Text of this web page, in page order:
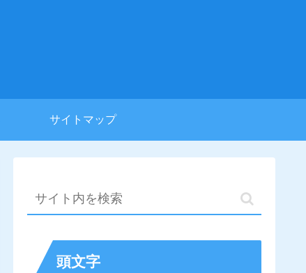
サイトマップ
頭文字